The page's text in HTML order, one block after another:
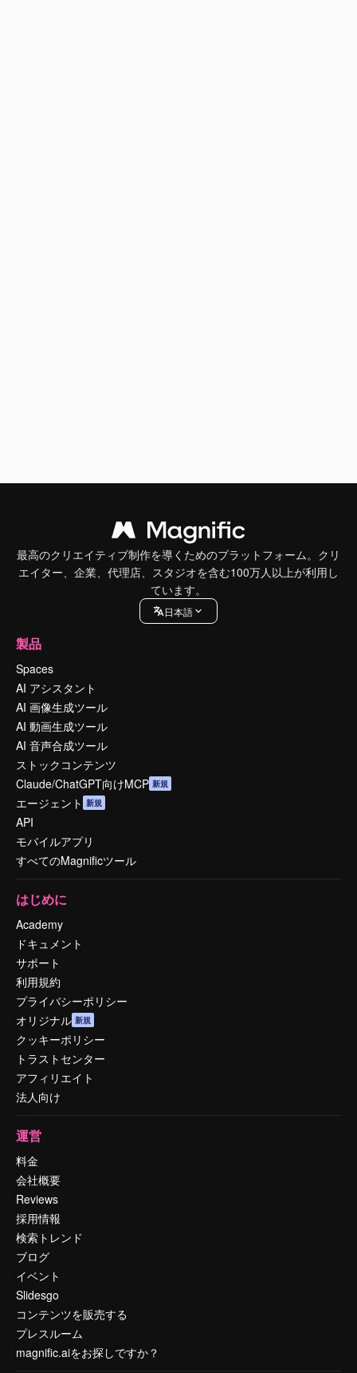
最高のクリエイティブ制作を導くためのプラットフォーム。クリ
エイター、企業、代理店、スタジオを含む100万人以上が利用し
ています。
日本語
製品
Spaces
AI アシスタント
AI 画像生成ツール
AI 動画生成ツール
AI 音声合成ツール
ストックコンテンツ
Claude/ChatGPT向けMCP 新規
エージェント 新規
API
モバイルアプリ
すべてのMagnificツール
はじめに
Academy
ドキュメント
サポート
利用規約
プライバシーポリシー
オリジナル 新規
クッキーポリシー
トラストセンター
アフィリエイト
法人向け
運営
料金
会社概要
Reviews
採用情報
検索トレンド
ブログ
イベント
Slidesgo
コンテンツを販売する
プレスルーム
magnific.aiをお探しですか？